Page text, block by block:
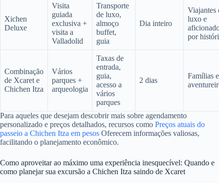
Xichen
Deluxe
Visita
guiada
exclusiva +
visita a
Valladolid
Transporte
de luxo,
almoço
buffet,
guia
Dia inteiro
Viajantes
luxo e
por
Combinação
de Xcaret e
Chichen Itza
Vários
parques +
arqueologia
Taxas de
entrada,
guia,
acesso a
vários
parques
2 dias
Famílias e
Para aqueles que desejam descobrir mais sobre agendamento
personalizado e preços detalhados, recursos como Preços atuais do
passeio a Chichen Itza em pesos Oferecem informações valiosas,
facilitando o planejamento econômico.
Como aproveitar ao máximo uma experiência inesquecível: Quando e
como planejar sua excursão a Chichen Itza saindo de Xcaret